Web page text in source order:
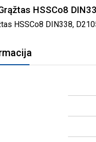
HSSCo8
HSSCo8 DIN338,